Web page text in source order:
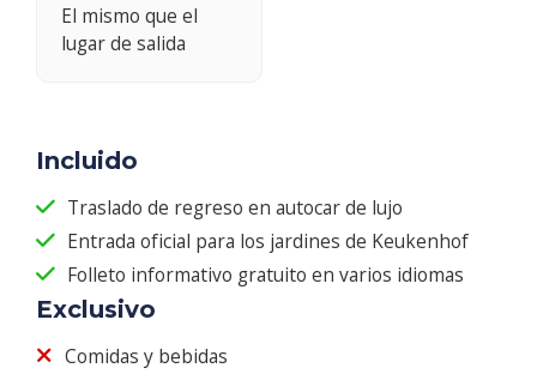
El mismo que el
lugar de salida
Incluido
Traslado de regreso en autocar de lujo
Entrada oficial para los jardines de Keukenhof
Folleto informativo gratuito en varios idiomas
Exclusivo
Comidas y bebidas